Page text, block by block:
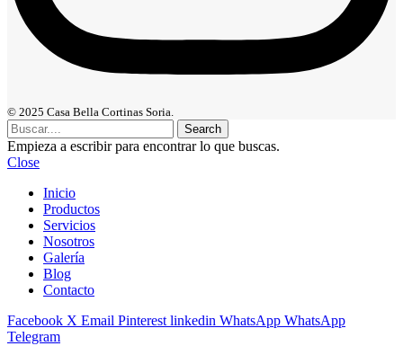
© 2025 Casa Bella Cortinas Soria.
Search
Empieza a escribir para encontrar lo que buscas.
Close
Inicio
Productos
Servicios
Nosotros
Galería
Blog
Contacto
Facebook X Email Pinterest linkedin WhatsApp WhatsApp
Telegram